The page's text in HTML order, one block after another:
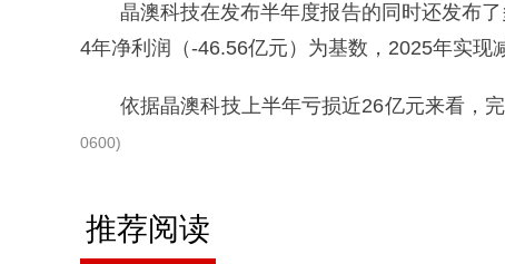
晶澳科技在发布半年度报告的同时还发布
4年净利润（-46.56亿元）为基数，2025年实现
依据晶澳科技上半年亏损近26亿元来看，
0600)
推荐阅读